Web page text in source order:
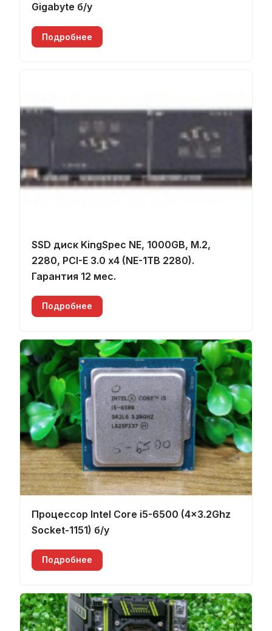
Gigabyte б/у
Подробнее
SSD диск KingSpec NE, 1000GB, M.2,
2280, PCI-E 3.0 x4 (NE-1TB 2280).
Гарантия 12 мес.
Подробнее
Процессор Intel Core i5-6500 (4x3.2Ghz
Socket-1151) б/у
Подробнее